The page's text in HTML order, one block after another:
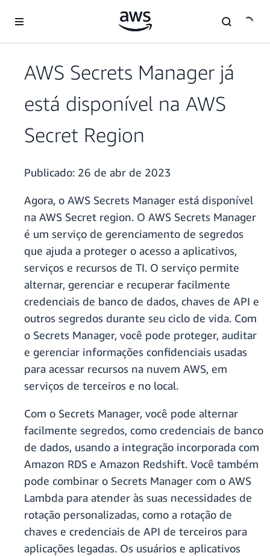
Pular para o conteúdo principal
AWS Secrets Manager já
está disponível na AWS
Secret Region
Publicado: 26 de abr de 2023
Agora, o AWS Secrets Manager está disponível
na AWS Secret region. O AWS Secrets Manager
é um serviço de gerenciamento de segredos
que ajuda a proteger o acesso a aplicativos,
serviços e recursos de TI. O serviço permite
alternar, gerenciar e recuperar facilmente
credenciais de banco de dados, chaves de API e
outros segredos durante seu ciclo de vida. Com
o Secrets Manager, você pode proteger, auditar
e gerenciar informações confidenciais usadas
para acessar recursos na nuvem AWS, em
serviços de terceiros e no local.
Com o Secrets Manager, você pode alternar
facilmente segredos, como credenciais de banco
de dados, usando a integração incorporada com
Amazon RDS e Amazon Redshift. Você também
pode combinar o Secrets Manager com o AWS
Lambda para atender às suas necessidades de
rotação personalizadas, como a rotação de
chaves e credenciais de API de terceiros para
aplicações legadas. Os usuários e aplicativos